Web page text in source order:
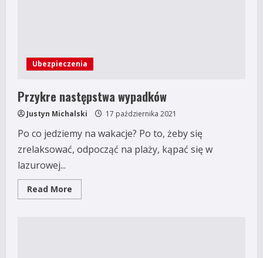
Ubezpieczenia
Przykre następstwa wypadków
Justyn Michalski 17 października 2021
Po co jedziemy na wakacje? Po to, żeby się
zrelaksować, odpocząć na plaży, kąpać się w
lazurowej...
Read More
more